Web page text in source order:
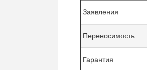
Заявления
Переносимость
Гарантия